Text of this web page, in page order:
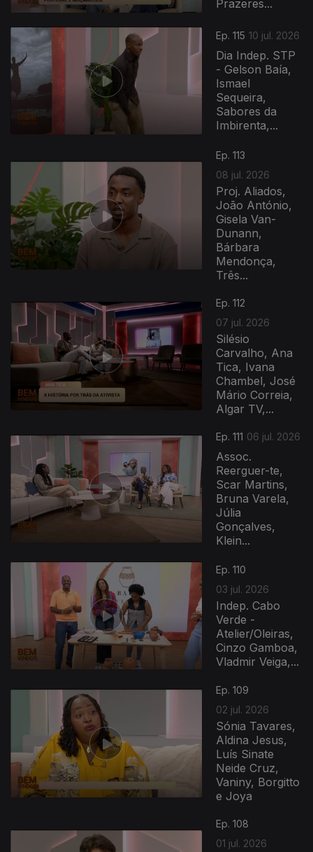
Prazeres...
Ep. 115 10 jul. 2026
Dia Indep. STP
- Gelson Baía,
Ismael
Sequeira,
Sabores da
Imbirenta,...
Ep. 113
08 jul. 2026
Proj. Aliados,
João António,
Gisela Van-
Dunann,
Bárbara
Mendonça,
Três...
Ep. 112
07 jul. 2026
Silésio
Carvalho, Ana
Tica, Ivana
Chambel, José
Mário Correia,
Algar TV,...
Ep. 111 06 jul. 2026
Assoc.
Reerguer-te,
Scar Martins,
Bruna Varela,
Júlia
Gonçalves,
Klein...
Ep. 110
03 jul. 2026
Indep. Cabo
Verde -
Atelier/Oleiras,
Cinzo Gamboa,
Vladmir Veiga,...
Ep. 109
02 jul. 2026
Sónia Tavares,
Aldina Jesus,
Luís Sinate
Neide Cruz,
Vaniny, Borgitto
e Joya
Ep. 108
01 jul. 2026